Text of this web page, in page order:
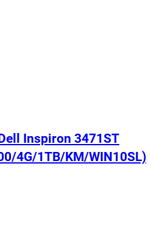
Inspiron 3471ST
4G/1TB/KM/WIN10SL)